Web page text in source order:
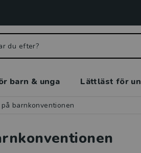
barn & unga Lättläst för
barnkonventionen